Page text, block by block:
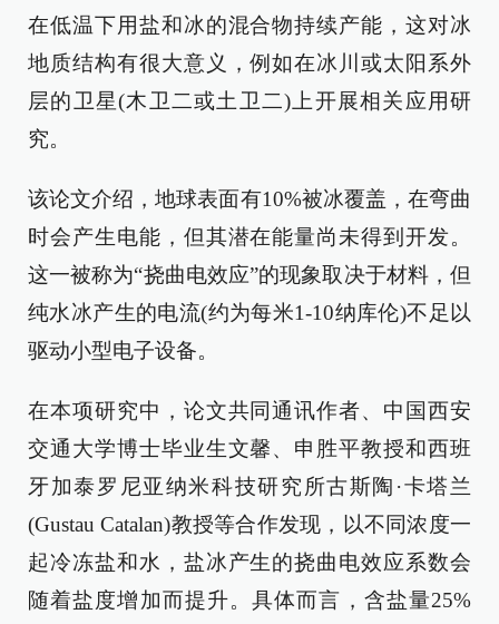
在低温下用盐和冰的混合物持续产能，这对冰
地质结构有很大意义，例如在冰川或太阳系外
层的卫星(木卫二或土卫二)上开展相关应用研
究。
该论文介绍，地球表面有10%被冰覆盖，在弯曲
时会产生电能，但其潜在能量尚未得到开发。
这一被称为“挠曲电效应”的现象取决于材料，但
纯水冰产生的电流(约为每米1-10纳库伦)不足以
驱动小型电子设备。
在本项研究中，论文共同通讯作者、中国西安
交通大学博士毕业生文馨、申胜平教授和西班
牙加泰罗尼亚纳米科技研究所古斯陶·卡塔兰
(Gustau Catalan)教授等合作发现，以不同浓度一
起冷冻盐和水，盐冰产生的挠曲电效应系数会
随着盐度增加而提升。具体而言，含盐量25%